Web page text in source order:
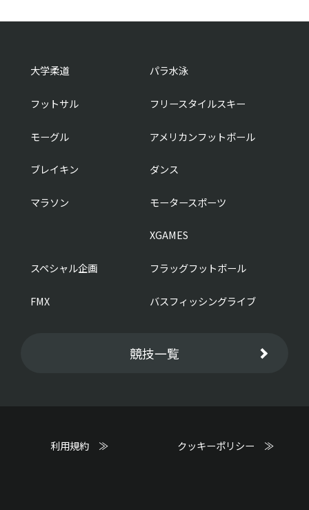
大学柔道 パラ水泳
フットサル フリースタイルスキー
モーグル アメリカンフットボール
ブレイキン ダンス
マラソン モータースポーツ
XGAMES
スペシャル企画 フラッグフットボール
FMX バスフィッシングライブ
競技一覧
利用規約 ≫ クッキーポリシー ≫